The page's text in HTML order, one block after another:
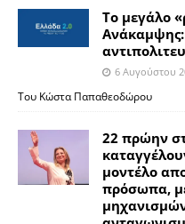
Το μεγάλο
Ανάκαμψης:
6 Αυγούστου
Του Κώστα Παπαθεοδώρου
22 πρώην
μοντέλο
πρόσωπα,